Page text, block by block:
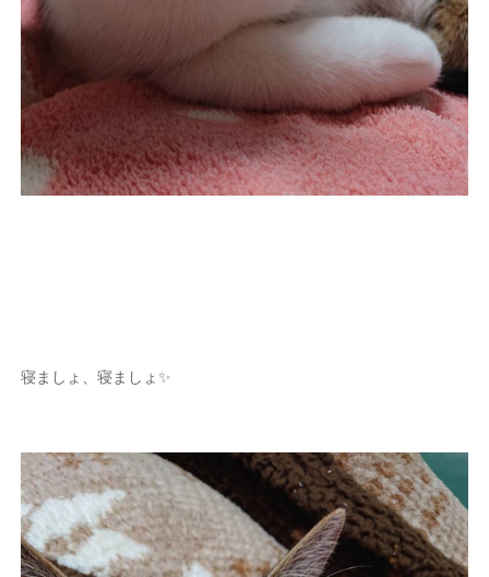
寝ましょ、寝ましょ✨